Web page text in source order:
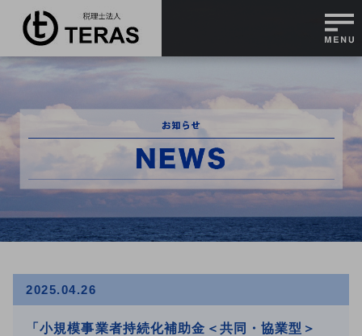
2025.04.26
「小規模事業者持続化補助金＜共同・協業型＞